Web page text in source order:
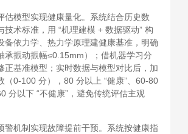
估模型实现健康量化。系统结合历史数
技术标准，用 “机理建模 + 数据驱动” 构
备依力学、热力学原理建健康基准，明确
承振动振幅≤0.15mm）；借机器学习分
正基准模型；实时数据与模型对比后，加
（0-100 分），80 分以上 “健康”、60-80
分以下 “不健康”，避免传统评估主观
警机制实现故障提前干预。系统按健康指